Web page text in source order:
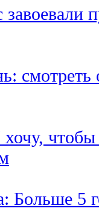
чтобы
Больше 5